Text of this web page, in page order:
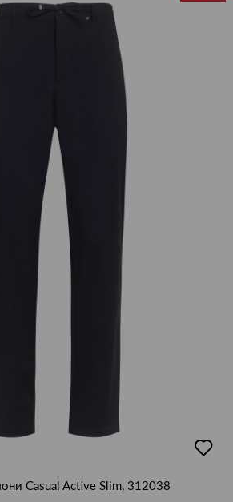
в
Casual Active Slim, 312038